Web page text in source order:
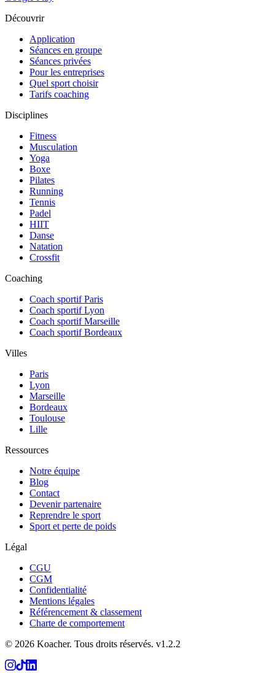
Découvrir
Application
Séances en groupe
Séances privées
Pour les entreprises
Quel sport choisir
Tarifs coaching
Disciplines
Fitness
Musculation
Yoga
Boxe
Pilates
Running
Tennis
Padel
HIIT
Danse
Natation
Crossfit
Coaching
Coach sportif Paris
Coach sportif Lyon
Coach sportif Marseille
Coach sportif Bordeaux
Villes
Paris
Lyon
Marseille
Bordeaux
Toulouse
Lille
Ressources
Notre équipe
Blog
Contact
Devenir partenaire
Reprendre le sport
Sport et perte de poids
Légal
CGU
CGM
Confidentialité
Mentions légales
Référencement & classement
Charte de comportement
© 2026 Koacher. Tous droits réservés. v1.2.2